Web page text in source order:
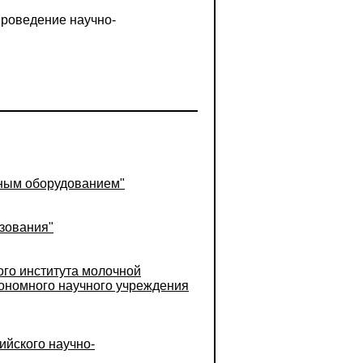
научно-
оборудованием"
института молочной
научного учреждения
научно-